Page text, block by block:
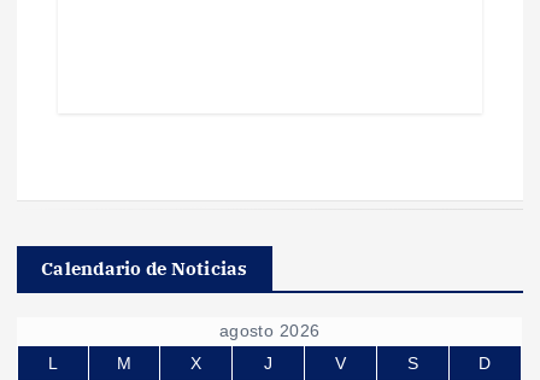
Calendario de Noticias
agosto 2026
L
M X J V S
D